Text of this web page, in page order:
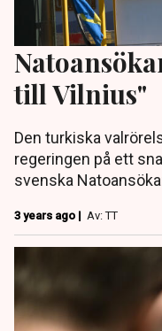
till Vilnius"
Den turkiska
regeringen på ett
svenska
3 years ago | Av: TT